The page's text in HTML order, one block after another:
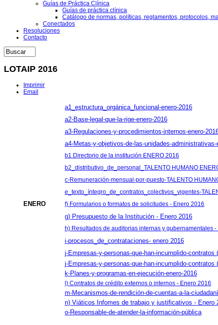
Guías de Práctica Clínica
Guías de práctica clínica
Catálogo de normas, políticas, reglamentos, protocolos,
Conectados
Resoluciones
Contacto
LOTAIP 2016
Imprimir
Email
ENERO
a1_estructura_orgánica_funcional-enero-2016
a2-Base-legal-que-la-rige-enero-2016
a3-Regulaciones-y-procedimientos-internos-enero-
a4-Metas-y-objetivos-de-las-unidades-administrativas-
b1 Directorio de la institución ENERO 2016
b2_distributivo_de_personal_TALENTO HUMANO
c-Remuneración-mensual-por-puesto-TALENTO
e_texto_íntegro_de_contratos_colectivos_vigentes-
f) Formularios o formatos de solicitudes - Enero 2016
g) Presupuesto de la Institución - Enero 2016
h) Resultados de auditorias internas y gubernamentales
i-procesos_de_contrataciones- enero 2016
j-Empresas-y-personas-que-han-incumplido-contratos
j-Empresas-y-personas-que-han-incumplido-
k-Planes-y-programas-en-ejecución-enero-2016
l) Contratos de crédito externos o internos - Enero 2016
m-Mecanismos-de-rendición-de-cuentas-a-la-
n) Viáticos Infomes de trabajo y justificativos - Enero
o-Responsable-de-atender-la-información-pública